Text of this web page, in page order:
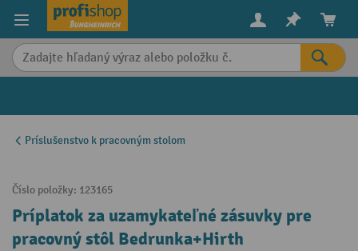
content
Príslušenstvo k pracovným stolom
Číslo položky: 123165
Príplatok za uzamykateľné zásuvky pre
pracovný stôl Bedrunka+Hirth